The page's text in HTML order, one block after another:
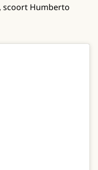
scoort Humberto